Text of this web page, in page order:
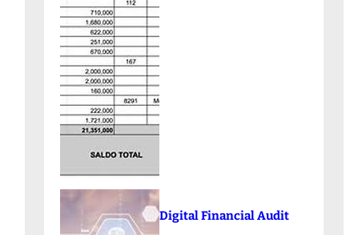
Digital Financial Audit